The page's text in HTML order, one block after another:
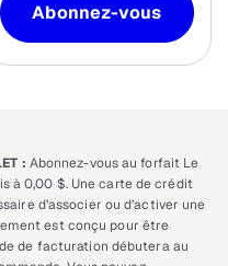
Abonnez-vous
: Abonnez-vous au forfait Le
à 0,00 $. Une carte de crédit
d’associer ou d’activer une
est conçu pour être
de facturation débutera au